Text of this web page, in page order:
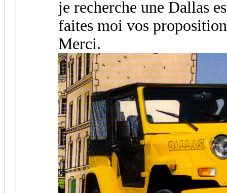
je recherche une Dallas
faites moi vos
Merci.